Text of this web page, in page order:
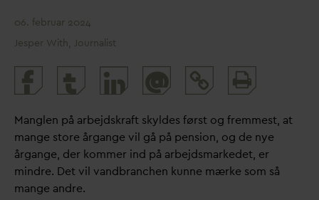
06. februar 2024
Jesper With, Journalist
@
and
Manglen på arbejdskraft skyldes først og fremmest, at
mange store årgange vil gå på pension, og de nye
årgange, der kommer ind på arbejdsmarkedet, er
mindre. Det vil vandbranchen kunne mærke som så
mange andre.